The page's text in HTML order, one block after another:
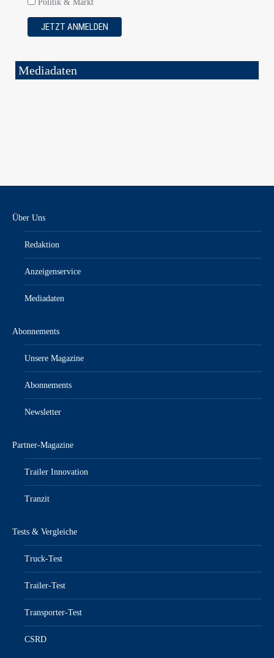
Politik & Markt
Mediadaten
Über Uns
Redaktion
Anzeigenservice
Mediadaten
Abonnements
Unsere Magazine
Abonnements
Newsletter
Partner-Magazine
Trailer Innovation
Tranzit
Tests & Vergleiche
Truck-Test
Trailer-Test
Transporter-Test
CSRD